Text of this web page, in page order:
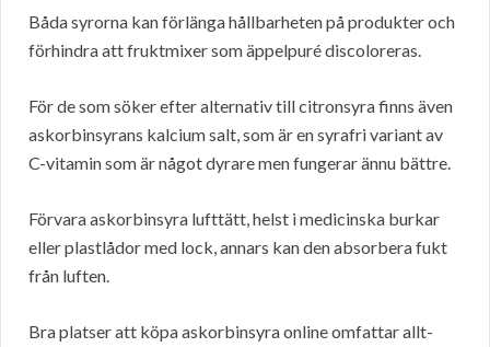
Båda syrorna kan förlänga hållbarheten på produkter och
förhindra att fruktmixer som äppelpuré discoloreras.
För de som söker efter alternativ till citronsyra finns även
askorbinsyrans kalcium salt, som är en syrafri variant av
C-vitamin som är något dyrare men fungerar ännu bättre.
Förvara askorbinsyra lufttätt, helst i medicinska burkar
eller plastlådor med lock, annars kan den absorbera fukt
från luften.
Bra platser att köpa askorbinsyra online omfattar allt-